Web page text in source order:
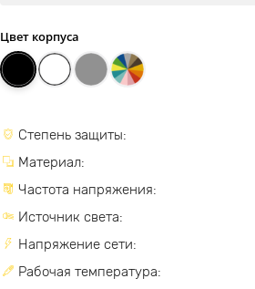
Цвет корпуса
Степень защиты:
Материал:
Частота напряжения:
Источник света:
Напряжение сети:
Рабочая температура: